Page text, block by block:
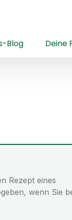
Blog Deine
Rezept eines
wenn Sie